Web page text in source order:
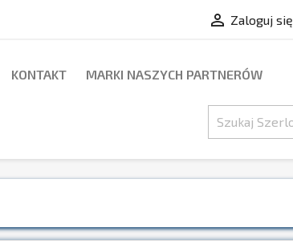
 Zaloguj się
KONTAKT MARKI NASZYCH PARTNERÓW